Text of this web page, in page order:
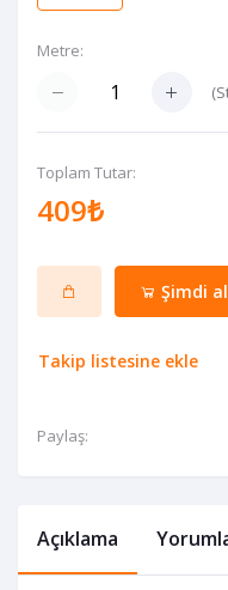
Metre:
(
Toplam Tutar:
409₺
Şimdi al
Takip listesine ekle
Paylaş:
Açıklama